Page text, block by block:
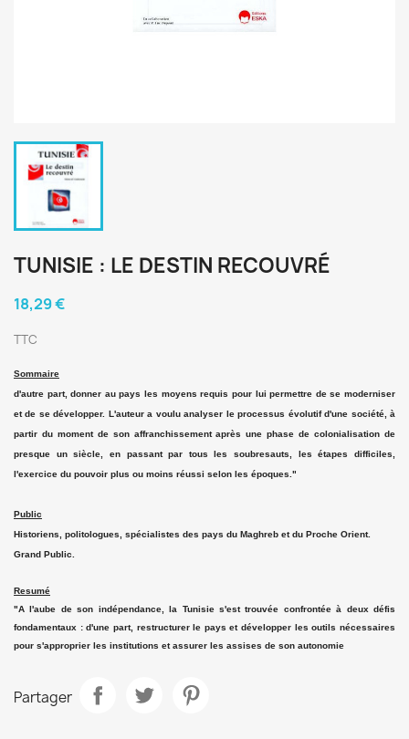
TUNISIE : LE DESTIN RECOUVRÉ
18,29 €
TTC
Sommaire
d'autre part, donner au pays les moyens requis pour lui permettre de se moderniser
et de se développer. L'auteur a voulu analyser le processus évolutif d'une société, à
partir du moment de son affranchissement après une phase de colonialisation de
presque un siècle, en passant par tous les soubresauts, les étapes difficiles,
l'exercice du pouvoir plus ou moins réussi selon les époques."
Public
Historiens, politologues, spécialistes des pays du Maghreb et du Proche Orient.
Grand Public.
Resumé
"A l'aube de son indépendance, la Tunisie s'est trouvée confrontée à deux défis
fondamentaux : d'une part, restructurer le pays et développer les outils nécessaires
pour s'approprier les institutions et assurer les assises de son autonomie
Partager